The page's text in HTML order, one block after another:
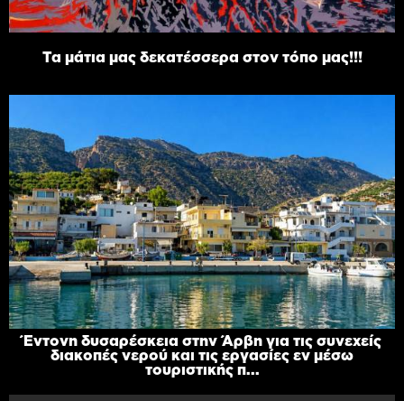
Τα μάτια μας δεκατέσσερα στον τόπο μας!!!
Έντονη δυσαρέσκεια στην Άρβη για τις συνεχείς
διακοπές νερού και τις εργασίες εν μέσω
τουριστικής π...